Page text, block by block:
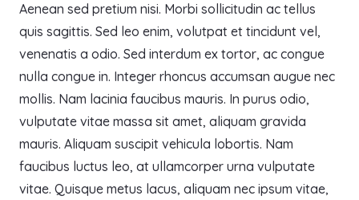
Aenean sed pretium nisi. Morbi sollicitudin ac tellus
quis sagittis. Sed leo enim, volutpat et tincidunt vel,
venenatis a odio. Sed interdum ex tortor, ac congue
nulla congue in. Integer rhoncus accumsan augue nec
mollis. Nam lacinia faucibus mauris. In purus odio,
vulputate vitae massa sit amet, aliquam gravida
mauris. Aliquam suscipit vehicula lobortis. Nam
faucibus luctus leo, at ullamcorper urna vulputate
vitae. Quisque metus lacus, aliquam nec ipsum vitae,